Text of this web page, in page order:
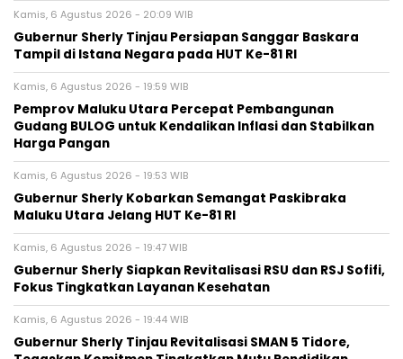
Kamis, 6 Agustus 2026 - 20:09 WIB
Gubernur Sherly Tinjau Persiapan Sanggar Baskara
Tampil di Istana Negara pada HUT Ke-81 RI
Kamis, 6 Agustus 2026 - 19:59 WIB
Pemprov Maluku Utara Percepat Pembangunan
Gudang BULOG untuk Kendalikan Inflasi dan Stabilkan
Harga Pangan
Kamis, 6 Agustus 2026 - 19:53 WIB
Gubernur Sherly Kobarkan Semangat Paskibraka
Maluku Utara Jelang HUT Ke-81 RI
Kamis, 6 Agustus 2026 - 19:47 WIB
Gubernur Sherly Siapkan Revitalisasi RSU dan RSJ Sofifi,
Fokus Tingkatkan Layanan Kesehatan
Kamis, 6 Agustus 2026 - 19:44 WIB
Gubernur Sherly Tinjau Revitalisasi SMAN 5 Tidore,